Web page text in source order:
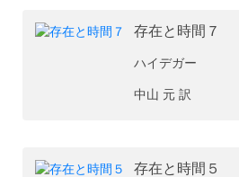
存在と時間７
ハイデガー
中山 元 訳
存在と時間５